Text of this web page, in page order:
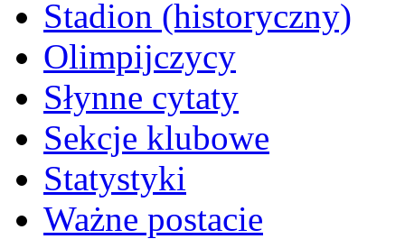
Stadion (historyczny)
Olimpijczycy
Słynne cytaty
Sekcje klubowe
Statystyki
Ważne postacie